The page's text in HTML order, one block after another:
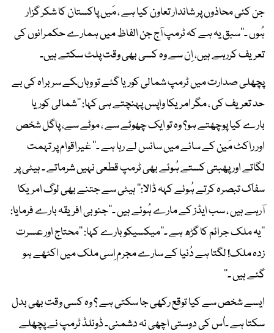
جن کئی محاذوں پر شاندار تعاون کیا ہے ، مَیں پاکستان کا شکر گزار
ہُوں ۔‘‘سبق یہ ہے کہ ٹرمپ آج جن الفاظ میں ہمارے حکمرانوں کی
تعریف کررہے ہیں، اِن سے وہ کسی بھی وقت پلٹ سکتے ہیں۔
پچھلی صدارت میں ٹرمپ شمالی کوریا گئے تو وہاںکے سربراہ کی بے
حد تعریف کی ، مگر امریکا واپس پہنچتے ہی کہا: ’’شمالی کوریا
بارے کیا پوچھتے ہو؟ وہ تو ایک چھوٹے سے ، موٹے سے، پاگل شخص
اور راکٹ مَین کے سائے میں سانس لے رہا ہے ۔‘‘ غیراقوام پر تہمت
لگاتے اور پھبتی کستے ہُوئے بھی ٹرمپ قطعی نہیں شرماتے ۔ ہیٹی پر
سفاک تبصرہ کرتے ہُوئے کہہ ڈالا:’’ ہیٹی سے جتنے بھی لوگ امریکا
آرہے ہیں ، سب ایڈز کے مارے ہُوئے ہیں ۔‘‘جنوبی افریقہ بارے فرمایا:
’’یہ ملک جرائم کا گڑھ ہے ۔‘‘میکسیکو بارے کہا: ’’محتاج اور عسرت
زدہ ملک! لگتا ہے دُنیا کے سارے مجرم اِسی ملک میں اکٹھے ہو
گئے ہیں ۔‘‘
ایسے شخص سے کیا توقع رکھی جا سکتی ہے ؟ وہ کسی وقت بھی بدل
سکتا ہے ۔اُس کی دوستی اچھی نہ دشمنی۔ ڈونلڈ ٹرمپ نے پچھلے